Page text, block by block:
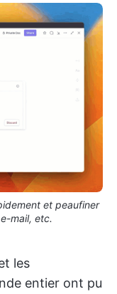
et peaufiner
mail, etc.
les
entier ont pu